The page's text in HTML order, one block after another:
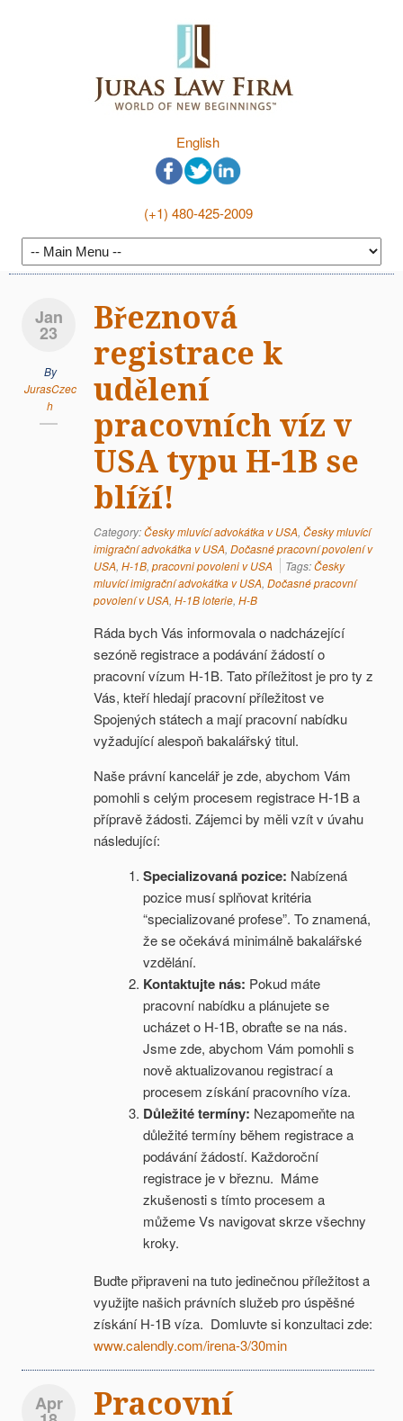
English
(+1) 480-425-2009
Jan
23
By
JurasCzec
h
Březnová
registrace k
udělení
pracovních víz v
USA typu H-1B se
blíží!
Category:Česky mluvící advokátka v USA, Česky mluvící
imigrační advokátka v USA, Dočasné pracovní povolení v
USA, H-1B, pracovni povoleni v USA Tags:Česky
mluvící imigrační advokátka v USA, Dočasné pracovní
povolení v USA, H-1B loterie, H-B
Ráda bych Vás informovala o nadcházející
sezóně registrace a podávání žádostí o
pracovní vízum H-1B. Tato příležitost je pro ty z
Vás, kteří hledají pracovní příležitost ve
Spojených státech a mají pracovní nabídku
vyžadující alespoň bakalářský titul.
Naše právní kancelář je zde, abychom Vám
pomohli s celým procesem registrace H-1B a
přípravě žádosti. Zájemci by měli vzít v úvahu
následující:
Specializovaná pozice: Nabízená
pozice musí splňovat kritéria
“specializované profese”. To znamená,
že se očekává minimálně bakalářské
vzdělání.
Kontaktujte nás: Pokud máte
pracovní nabídku a plánujete se
ucházet o H-1B, obraťte se na nás.
Jsme zde, abychom Vám pomohli s
nově aktualizovanou registrací a
procesem získání pracovního víza.
Důležité termíny: Nezapomeňte na
důležité termíny během registrace a
podávání žádostí. Každoroční
registrace je v březnu. Máme
zkušenosti s tímto procesem a
můžeme Vs navigovat skrze všechny
kroky.
Buďte připraveni na tuto jedinečnou příležitost a
využijte našich právních služeb pro úspěšné
získání H-1B víza. Domluvte si konzultaci zde:
www.calendly.com/irena-3/30min
Apr
Pracovní